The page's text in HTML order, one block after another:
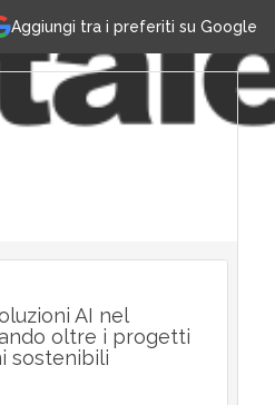
Aggiungi tra i preferiti su Google
AI nel
oltre i progetti
sostenibili